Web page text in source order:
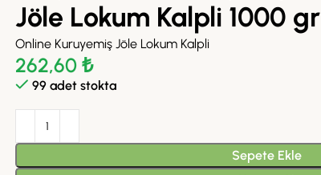
Jöle Lokum Kalpli 1000 gr
Online Kuruyemiş Jöle Lokum Kalpli
262,60 ₺
99 adet stokta
Sepete Ekle